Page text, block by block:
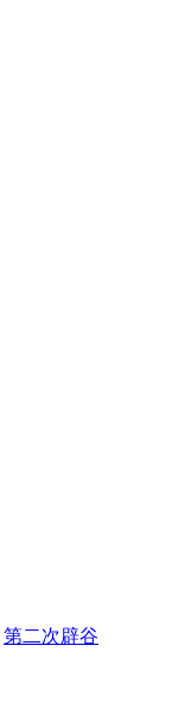
第二次辟谷